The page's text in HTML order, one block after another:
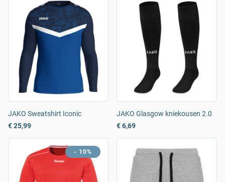
JAKO Sweatshirt Iconic
€ 25,99
JAKO Glasgow kniekousen 2.0
€ 6,69
- 10%